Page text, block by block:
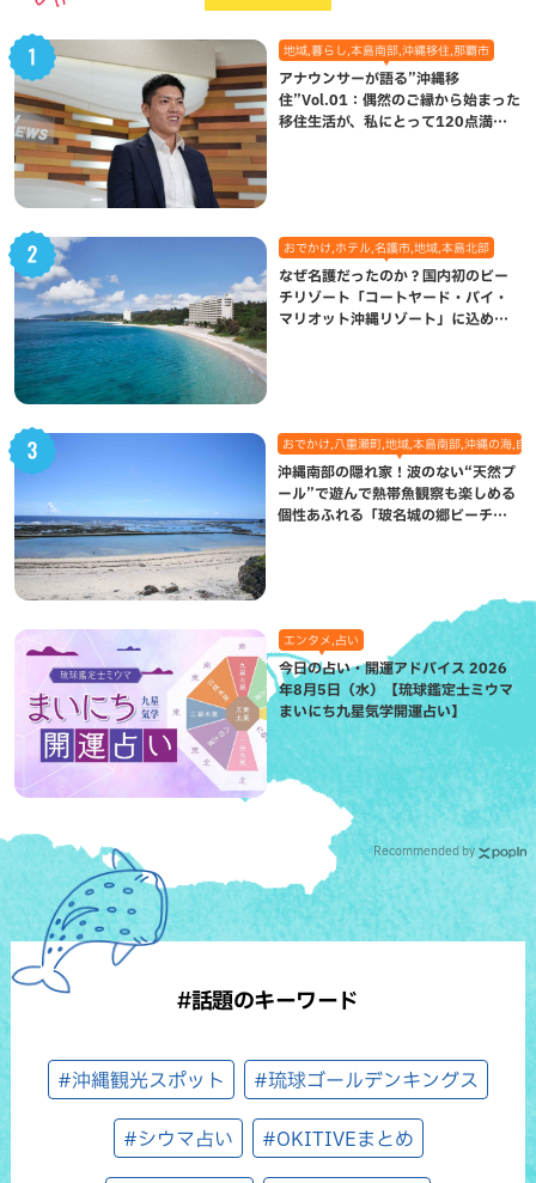
地域,暮らし,本島南部,沖縄移住,那覇市
アナウンサーが語る”沖縄移
住”Vol.01：偶然のご縁から始まった
移住生活が、私にとって120点満点
おでかけ,ホテル,名護市,地域,本島北部
なぜ名護だったのか？国内初のビー
チリゾート「コートヤード・バイ・
マリオット沖縄リゾート」に込めら
おでかけ,八重瀬町,地域,本島南部,沖縄の海,自
沖縄南部の隠れ家！波のない“天然プ
ール”で遊んで熱帯魚観察も楽しめる
個性あふれる「玻名城の郷ビーチ」
エンタメ,占い
今日の占い・開運アドバイス 2026
年8月5日（水）【琉球鑑定士ミウマ
まいにち九星気学開運占い】
Recommended by
#話題のキーワード
#沖縄観光スポット #琉球ゴールデンキングス
#シウマ占い #OKITIVEまとめ